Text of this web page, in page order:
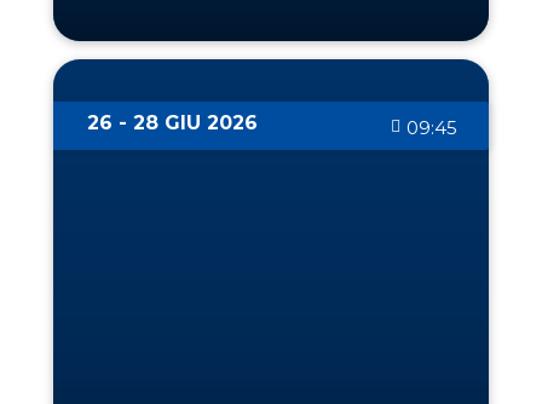
26 - 28 GIU 2026 09:45